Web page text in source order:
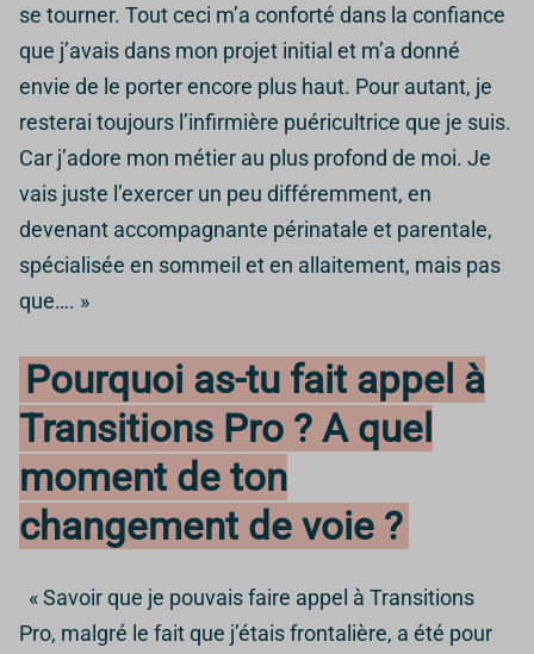
se tourner. Tout ceci m’a conforté dans la confiance
que j’avais dans mon projet initial et m’a donné
envie de le porter encore plus haut. Pour autant, je
resterai toujours l’infirmière puéricultrice que je suis.
Car j’adore mon métier au plus profond de moi. Je
vais juste l’exercer un peu différemment, en
devenant accompagnante périnatale et parentale,
spécialisée en sommeil et en allaitement, mais pas
que…. »
Pourquoi as-tu fait appel à
Transitions Pro ? A quel
moment de ton
changement de voie ?
« Savoir que je pouvais faire appel à Transitions
Pro, malgré le fait que j’étais frontalière, a été pour